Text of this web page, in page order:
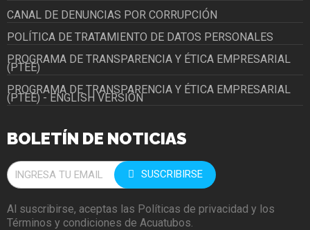
CANAL DE DENUNCIAS POR CORRUPCIÓN
POLÍTICA DE TRATAMIENTO DE DATOS PERSONALES
PROGRAMA DE TRANSPARENCIA Y ÉTICA EMPRESARIAL
(PTEE)
PROGRAMA DE TRANSPARENCIA Y ÉTICA EMPRESARIAL
(PTEE) - ENGLISH VERSIÓN
BOLETÍN DE NOTICIAS
SUSCRIBIRSE
Al suscribirse, aceptas las Políticas de privacidad y los
Términos y condiciones de Acuatubos.